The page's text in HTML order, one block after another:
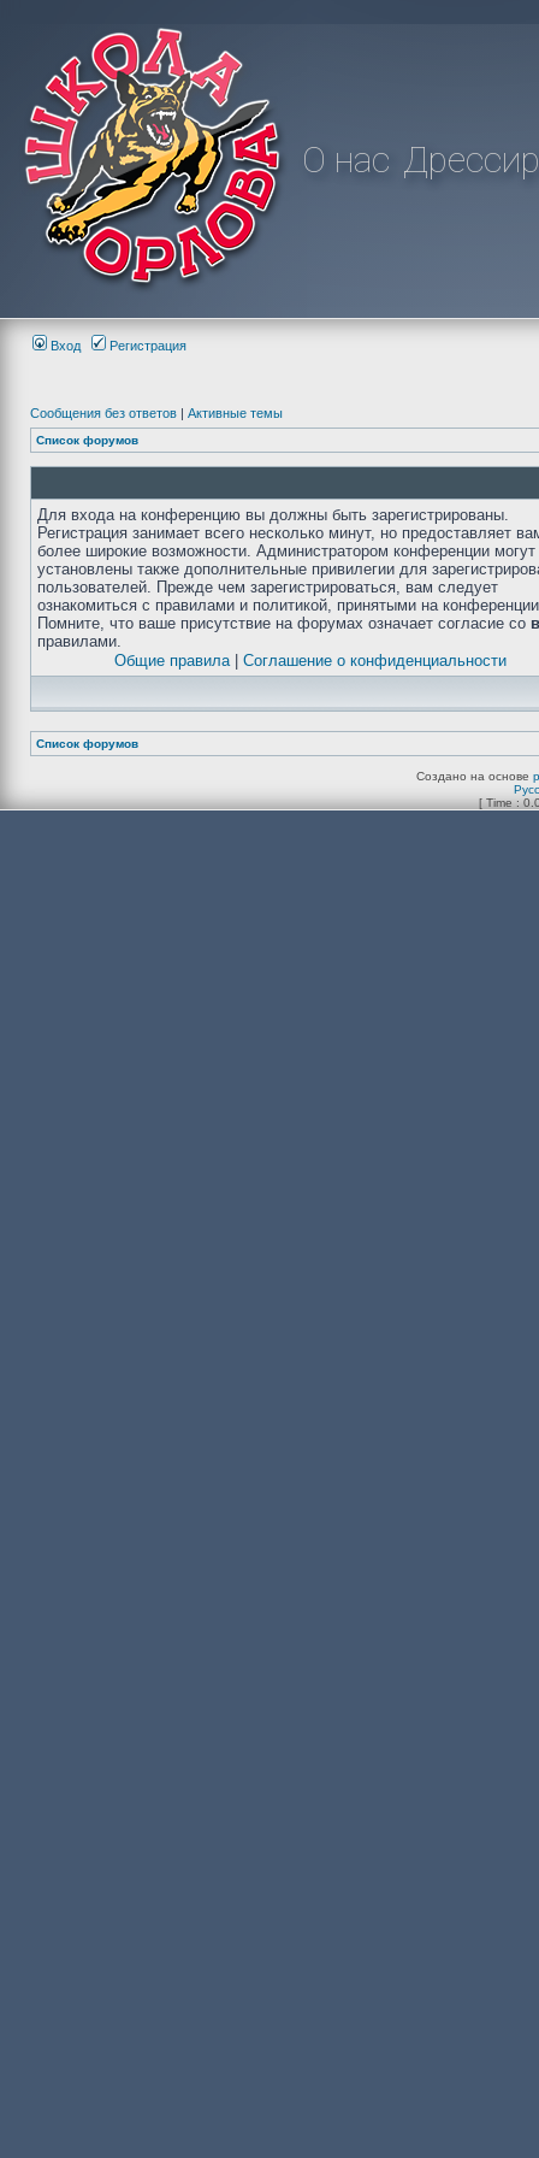
О нас
Вход Регистрация
Сообщения без ответов | Активные темы
Список форумов
Для входа на конференцию вы должны быть зарегистрированы.
Регистрация занимает всего несколько минут, но предоставляет
более широкие возможности. Администратором конференции
установлены также дополнительные привилегии для
пользователей. Прежде чем зарегистрироваться, вам следует
ознакомиться с правилами и политикой, принятыми на
Помните, что ваше присутствие на форумах означает согласие со
правилами.
Общие правила| Соглашение о конфиденциальности
Список форумов
Создано на основе
[ Time :